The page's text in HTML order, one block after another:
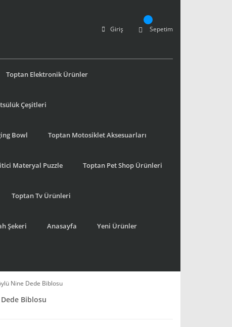
Giriş Sepetim
Toptan Elektronik Ürünler
Çeşitleri
Bowl Toptan Motosiklet Aksesuarları
Materyal Puzzle Toptan Pet Shop Ürünleri
Toptan Tv Ürünleri
Şekeri Anasayfa Yeni Ürünler
Nine Dede Biblosu
Biblosu